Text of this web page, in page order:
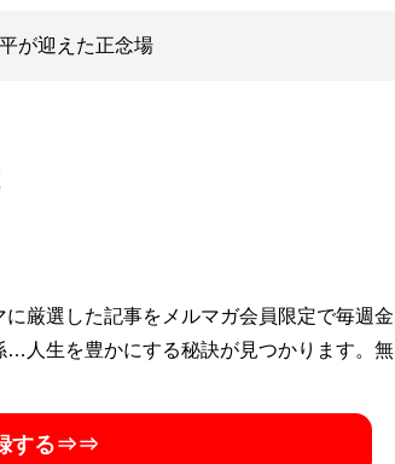
が迎えた正念場
雄と同じ1995年に渡米。ヤンキース全盛期
ータ会社に就職。プロ野球、MLB、NFLの
よび競馬情報サイトにて競馬記事を執筆
厳選した記事をメルマガ会員限定で毎週金
人生を豊かにする秘訣が見つかります。無
する⇒⇒